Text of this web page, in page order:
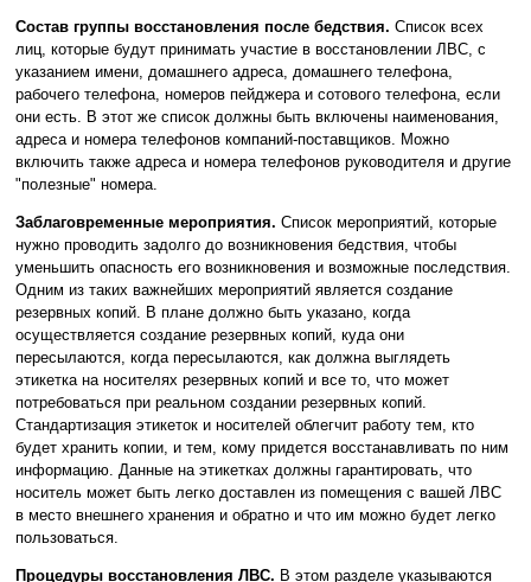
Состав группы восстановления после бедствия. Список всех
лиц, которые будут принимать участие в восстановлении ЛВС, с
указанием имени, домашнего адреса, домашнего телефона,
рабочего телефона, номеров пейджера и сотового телефона, если
они есть. В этот же список должны быть включены наименования,
адреса и номера телефонов компаний-поставщиков. Можно
включить также адреса и номера телефонов руководителя и другие
"полезные" номера.
Заблаговременные мероприятия. Список мероприятий, которые
нужно проводить задолго до возникновения бедствия, чтобы
уменьшить опасность его возникновения и возможные последствия.
Одним из таких важнейших мероприятий является создание
резервных копий. В плане должно быть указано, когда
осуществляется создание резервных копий, куда они
пересылаются, когда пересылаются, как должна выглядеть
этикетка на носителях резервных копий и все то, что может
потребоваться при реальном создании резервных копий.
Стандартизация этикеток и носителей облегчит работу тем, кто
будет хранить копии, и тем, кому придется восстанавливать по ним
информацию. Данные на этикетках должны гарантировать, что
носитель может быть легко доставлен из помещения с вашей ЛВС
в место внешнего хранения и обратно и что им можно будет легко
пользоваться.
Процедуры восстановления ЛВС. В этом разделе указываются